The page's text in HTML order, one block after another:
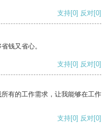
支持[0] 反对[0]
钱又省心。
支持[0] 反对[0]
有的工作需求，让我能够在工作
支持[0] 反对[0]